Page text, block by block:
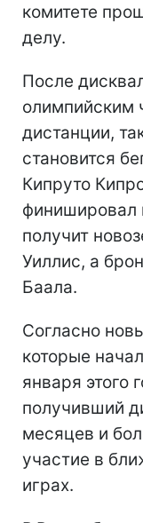
комитете
делу.
После
олимпийским
дистанции,
становится
Кипруто
финишировал
получит
Уиллис, а
Баала.
Согласно
которые
января этого
получивший
месяцев и
участие в
играх.